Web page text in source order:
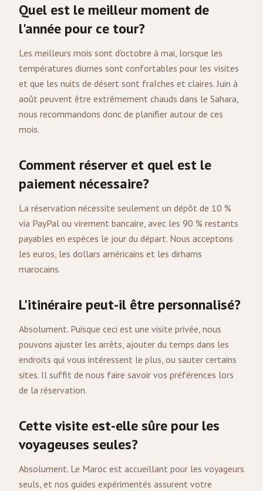
Quel est le meilleur moment de
l'année pour ce tour?
Les meilleurs mois sont d'octobre à mai, lorsque les
températures diurnes sont confortables pour les visites
et que les nuits de désert sont fraîches et claires. Juin à
août peuvent être extrêmement chauds dans le Sahara,
nous recommandons donc de planifier autour de ces
mois.
Comment réserver et quel est le
paiement nécessaire?
La réservation nécessite seulement un dépôt de 10 %
via PayPal ou virement bancaire, avec les 90 % restants
payables en espèces le jour du départ. Nous acceptons
les euros, les dollars américains et les dirhams
marocains.
L'itinéraire peut-il être personnalisé?
Absolument. Puisque ceci est une visite privée, nous
pouvons ajuster les arrêts, ajouter du temps dans les
endroits qui vous intéressent le plus, ou sauter certains
sites. Il suffit de nous faire savoir vos préférences lors
de la réservation.
Cette visite est-elle sûre pour les
voyageuses seules?
Absolument. Le Maroc est accueillant pour les voyageurs
seuls, et nos guides expérimentés assurent votre